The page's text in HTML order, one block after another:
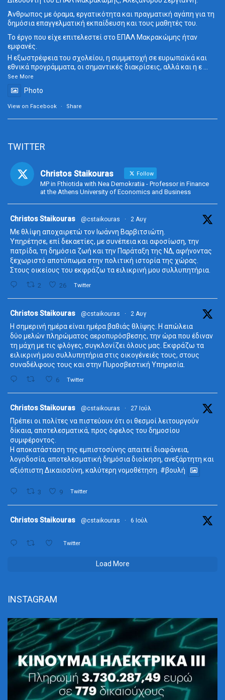
Άνθρωπος με όραμα, εργατικότητα και πραγματική αγάπη για τη
δημόσια επαγγελματική εκπαίδευση και τους μαθητές του.
Το έργο που είχε επιτελεστεί στο ΕΠΑΛ Μακρακώμης ήταν
εμφανές.
Η εξωστρέφεια του σχολείου, η συμμετοχή σε ευρωπαϊκά και
εθνικά προγράμματα, οι σημαντικές διακρίσεις, αλλά και η ε...
See More
Photo
View on Facebook · Share
TWITTER
Christos Staikouras Follow
MP in Fthiotida with Nea Demokratia - Professor in Finance
at the Athens University of Economics and Business
Christos Staikouras @cstaikouras · 2 Αυγ
Με θλίψη αποχαιρετώ τον Ιωάννη Βαρβιτσιώτη.
Υπηρέτησε, επί δεκαετίες, με συνέπεια και αφοσίωση, την
πατρίδα, τη δημόσια ζωή και την Παράταξη της ΝΔ, αφήνοντας
ξεχωριστό αποτύπωμα στην πολιτική ιστορία της χώρας.
Στους οικείους του εκφράζω τα ειλικρινή μου συλλυπητήρια.
2 26 Twitter
Christos Staikouras @cstaikouras · 2 Αυγ
Η σημερινή ημέρα είναι ημέρα βαθιάς θλίψης. Η απώλεια
δύο μελών πληρώματος αεροπυρόσβεσης, την ώρα που έδιναν
τη μάχη με τις φλόγες, συγκλονίζει όλους μας. Εκφράζω τα
ειλικρινή μου συλλυπητήρια στις οικογένειές τους, στους
συναδέλφους τους και στην Πυροσβεστική Υπηρεσία.
6 Twitter
Christos Staikouras @cstaikouras · 27 Ιούλ
Πρέπει οι πολίτες να πιστεύουν ότι οι θεσμοί λειτουργούν
δίκαια, αποτελεσματικά, προς όφελος του δημοσίου
συμφέροντος.
Η αποκατάσταση της εμπιστοσύνης απαιτεί διαφάνεια,
λογοδοσία, αποτελεσματική δημόσια διοίκηση, ανεξάρτητη και
αξιόπιστη Δικαιοσύνη, καλύτερη νομοθέτηση. #βουλή
3 9 Twitter
Christos Staikouras @cstaikouras · 6 Ιούλ
Twitter
Load More
INSTAGRAM